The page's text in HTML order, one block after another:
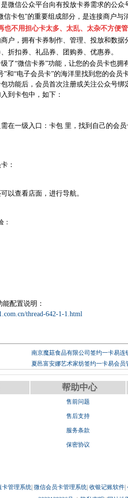
微信公众平台向有投放卡券需求的公众
信卡包”的重要组成部分，是连接商户与
也不用担心卡太多、太乱、太杂不方便
户，拥有卡券制作、管理、投放和数据
折扣券、礼品券、团购券、优惠券。
了“微信卡券”功能，让您的会员卡也拥
”和“电子会员卡”的海洋里找到您的会员卡
功能后，会员首次注册或关注公众号绑
到卡包中，如下：
在一级入口：卡包 里，找到自己的会员
：
以查看店面，进行导航。
：
配置说明：
thread-642-1-1.html
南京魔菇食品有限公司签约一卡易连
夏邑富安娜艺术家纺签约一卡易会员
帮助中心
售前问题
售后支持
服务条款
保密协议
卡管理系统 微信会员卡管理系统 收银记账软件